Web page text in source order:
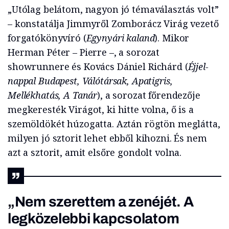
„Utólag belátom, nagyon jó témaválasztás volt”
– konstatálja Jimmyről Zomborácz Virág vezető
forgatókönyvíró (Egynyári kaland). Mikor
Herman Péter – Pierre –, a sorozat
showrunnere és Kovács Dániel Richárd (Éjjel-
nappal Budapest, Válótársak, Apatigris,
Mellékhatás, A Tanár), a sorozat főrendezője
megkeresték Virágot, ki hitte volna, ő is a
szemöldökét húzogatta. Aztán rögtön meglátta,
milyen jó sztorit lehet ebből kihozni. És nem
azt a sztorit, amit elsőre gondolt volna.
„Nem szerettem a zenéjét. A
legközelebbi kapcsolatom